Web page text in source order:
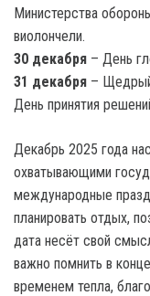
Министерства
виолончели.
30 декабря – День
31 декабря –
День принятия
Декабрь 2025 года
охватывающими
международные
планировать отдых,
дата несёт свой
важно помнить в
временем тепла,